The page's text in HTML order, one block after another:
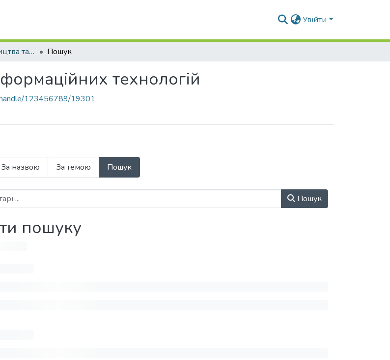
Увійти
Кафедра будівництва та інформаційних технологій Пошук
технологій
handle/123456789/19301
За назвою За темою Пошук
Пошук
пошуку